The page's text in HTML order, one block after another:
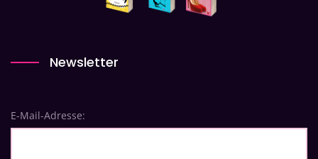
Newsletter
E-Mail-Adresse: